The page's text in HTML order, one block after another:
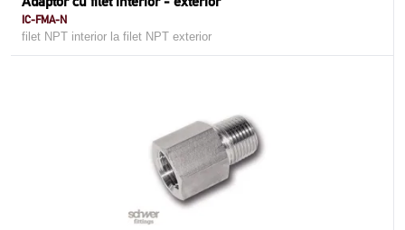
IC-FMA-N
filet NPT interior la filet NPT exterior